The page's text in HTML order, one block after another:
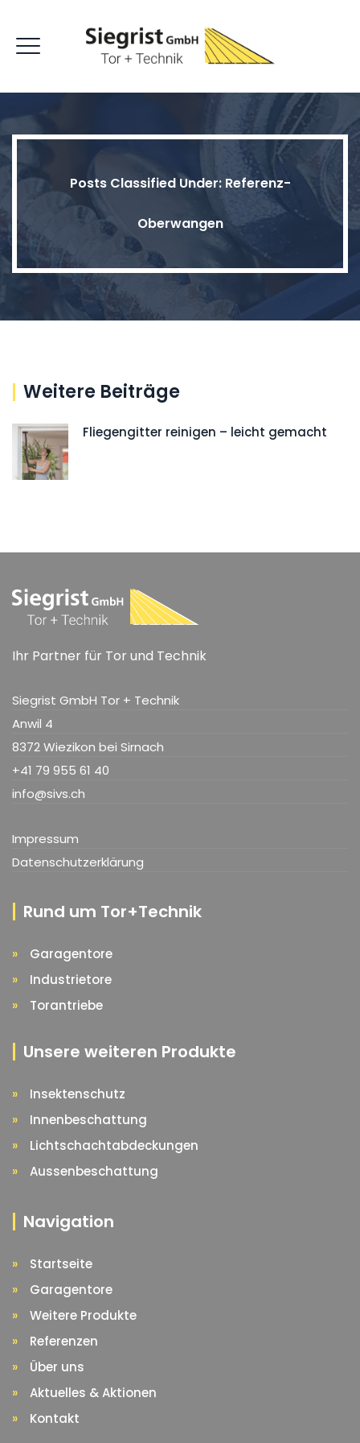
Posts Classified Under: Referenz-
Oberwangen
Weitere Beiträge
Fliegengitter reinigen – leicht gemacht
Ihr Partner für Tor und Technik
Siegrist GmbH Tor + Technik
Anwil 4
8372 Wiezikon bei Sirnach
+41 79 955 61 40
info@sivs.ch
Impressum
Datenschutzerklärung
Rund um Tor+Technik
Garagentore
Industrietore
Torantriebe
Unsere weiteren Produkte
Insektenschutz
Innenbeschattung
Lichtschachtabdeckungen
Aussenbeschattung
Navigation
Startseite
Garagentore
Weitere Produkte
Referenzen
Über uns
Aktuelles & Aktionen
Kontakt